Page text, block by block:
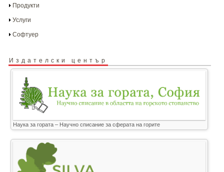
Продукти
Услуги
Софтуер
Издателски център
Наука за гората – Научно списание за сферата на горите